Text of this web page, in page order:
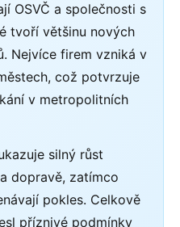
OSVČ a společnosti s
tvoří většinu nových
Nejvíce firem vzniká v
což potvrzuje
v metropolitních
silný růst
dopravě, zatímco
pokles. Celkově
příznivé podmínky